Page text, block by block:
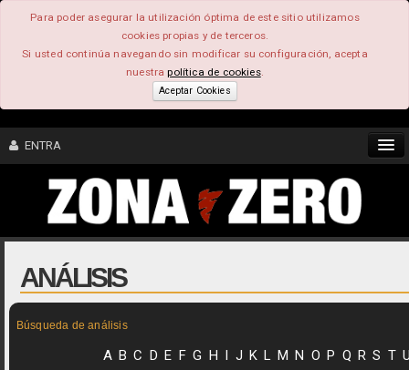
Para poder asegurar la utilización óptima de este sitio utilizamos
cookies propias y de terceros.
Si usted continúa navegando sin modificar su configuración, acepta
nuestrapolítica de cookies.
Aceptar Cookies
ENTRA
CONTENIDO
COMUNIDAD
FEEEDBACK
ANÁLISIS
Búsqueda de análisis
A B C D E F G H I J K L M N O P Q R S T